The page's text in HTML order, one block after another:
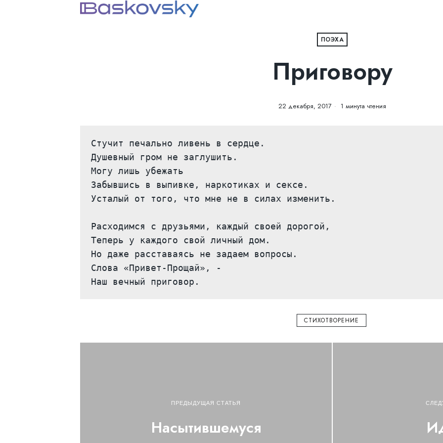
ПОЭХА
Приговору
22 декабря, 2017 1 минута чтения
Стучит печально ливень в сердце.
Душевный гром не заглушить.
Могу лишь убежать
Забывшись в выпивке, наркотиках и сексе.
Усталый от того, что мне не в силах изменить.
Расходимся с друзьями, каждый своей дорогой,
Теперь у каждого свой личный дом.
Но даже расставаясь не задаем вопросы.
Слова «Привет-Прощай», -
Наш вечный приговор.
СТИХОТВОРЕНИЕ
ПРЕДЫДУЩАЯ СТАТЬЯ
Насытившемуся